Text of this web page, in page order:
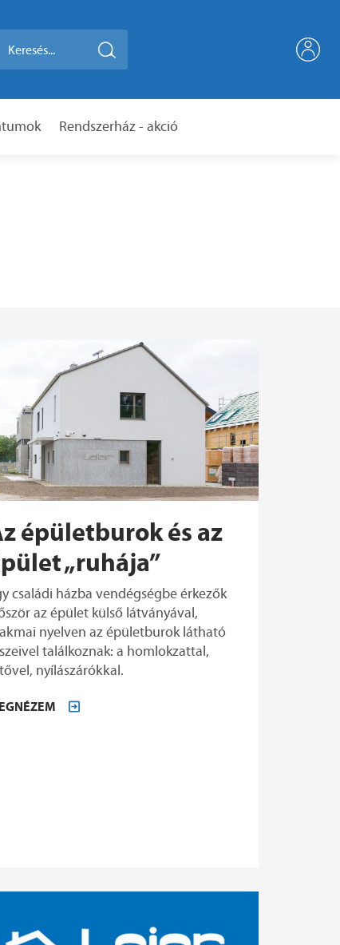
Rendszerház - akció
épületburok és az
„ruhája”
családi házba vendégségbe érkezők
az épület külső látványával,
nyelven az épületburok látható
találkoznak: a homlokzattal,
nyílászárókkal.